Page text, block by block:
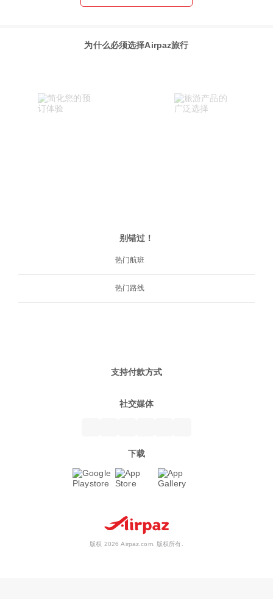
为什么必须选择Airpaz旅行
别错过！
热门航班
热门路线
支持付款方式
社交媒体
下载
版权 2026 Airpaz.com. 版权所有.